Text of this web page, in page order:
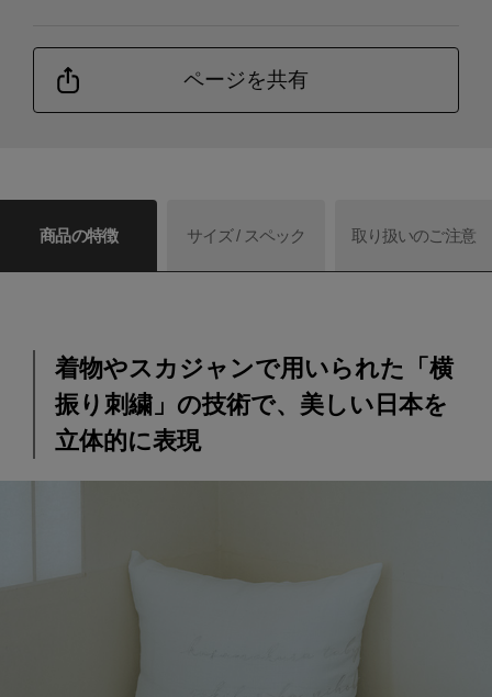
ページを共有
商品の特徴 サイズ / スペック 取り扱いのご注意
着物やスカジャンで用いられた「横
振り刺繍」の技術で、美しい日本を
立体的に表現